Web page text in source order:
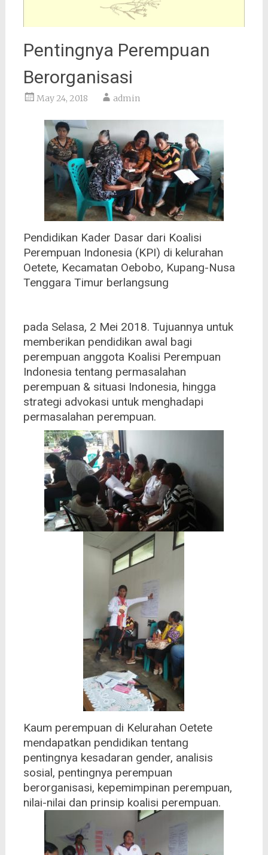
Pentingnya Perempuan
Berorganisasi
May 24, 2018 admin
Pendidikan Kader Dasar dari Koalisi
Perempuan Indonesia (KPI) di kelurahan
Oetete, Kecamatan Oebobo, Kupang-Nusa
Tenggara Timur berlangsung
pada Selasa, 2 Mei 2018. Tujuannya untuk
memberikan pendidikan awal bagi
perempuan anggota Koalisi Perempuan
Indonesia tentang permasalahan
perempuan & situasi Indonesia, hingga
strategi advokasi untuk menghadapi
permasalahan perempuan.
Kaum perempuan di Kelurahan Oetete
mendapatkan pendidikan tentang
pentingnya kesadaran gender, analisis
sosial, pentingnya perempuan
berorganisasi, kepemimpinan perempuan,
nilai-nilai dan prinsip koalisi perempuan.